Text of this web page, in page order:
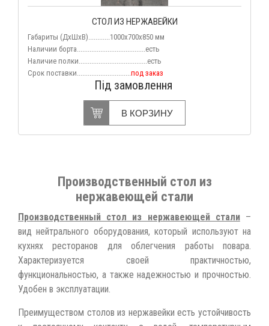
СТОЛ ИЗ НЕРЖАВЕЙКИ
Габариты (ДхШхВ)............1000x700x850 мм
Наличии борта......................................есть
Наличие полки......................................есть
Срок поставки..............................под заказ
Під замовлення
В КОРЗИНУ
Производственный стол из
нержавеющей стали
Производственный стол из нержавеющей стали–
вид нейтрального оборудования, который используют на
кухнях ресторанов для облегчения работы повара.
Характеризуется своей практичностью,
функциональностью, а также надежностью и прочностью.
Удобен в эксплуатации.
Преимуществом столов из нержавейки есть устойчивость